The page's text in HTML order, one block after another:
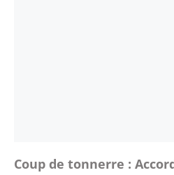
Coup de tonnerre :